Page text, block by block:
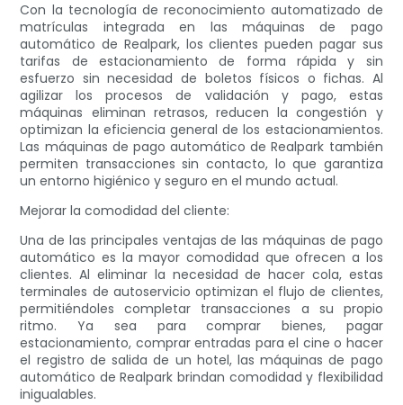
Con la tecnología de reconocimiento automatizado de
matrículas integrada en las máquinas de pago
automático de Realpark, los clientes pueden pagar sus
tarifas de estacionamiento de forma rápida y sin
esfuerzo sin necesidad de boletos físicos o fichas. Al
agilizar los procesos de validación y pago, estas
máquinas eliminan retrasos, reducen la congestión y
optimizan la eficiencia general de los estacionamientos.
Las máquinas de pago automático de Realpark también
permiten transacciones sin contacto, lo que garantiza
un entorno higiénico y seguro en el mundo actual.
Mejorar la comodidad del cliente:
Una de las principales ventajas de las máquinas de pago
automático es la mayor comodidad que ofrecen a los
clientes. Al eliminar la necesidad de hacer cola, estas
terminales de autoservicio optimizan el flujo de clientes,
permitiéndoles completar transacciones a su propio
ritmo. Ya sea para comprar bienes, pagar
estacionamiento, comprar entradas para el cine o hacer
el registro de salida de un hotel, las máquinas de pago
automático de Realpark brindan comodidad y flexibilidad
inigualables.